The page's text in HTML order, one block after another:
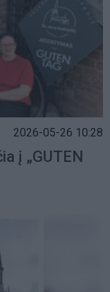
2026-05-26 10:28
į „GUTEN